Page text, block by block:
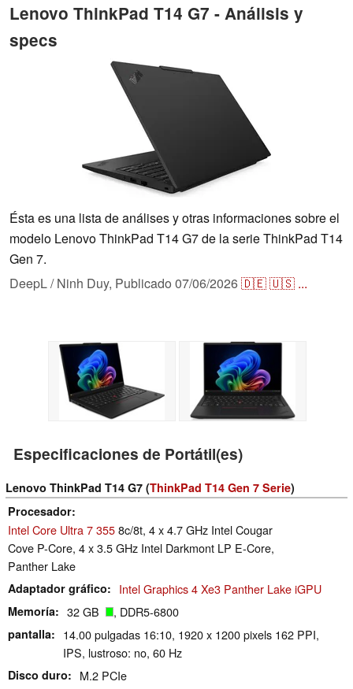
Lenovo ThinkPad T14 G7 - Análisis y
specs
Ésta es una lista de análises y otras informaciones sobre el
modelo Lenovo ThinkPad T14 G7 de la serie ThinkPad T14
Gen 7.
DeepL / Ninh Duy, Publicado 07/06/2026🇩🇪🇺🇸 ...
Especificaciones de Portátil(es)
Lenovo ThinkPad T14 G7 (ThinkPad T14 Gen 7 Serie)
Procesador
Intel Core Ultra 7 3558c/8t, 4 x 4.7 GHz Intel Cougar
Cove P-Core, 4 x 3.5 GHz Intel Darkmont LP E-Core,
Panther Lake
Adaptador gráfico Intel Graphics 4 Xe3 Panther Lake iGPU
Memoría 32 GB , DDR5-6800
pantalla
14.00 pulgadas 16:10, 1920 x 1200 pixels 162 PPI,
IPS, lustroso: no, 60 Hz
Disco duro M.2 PCIe